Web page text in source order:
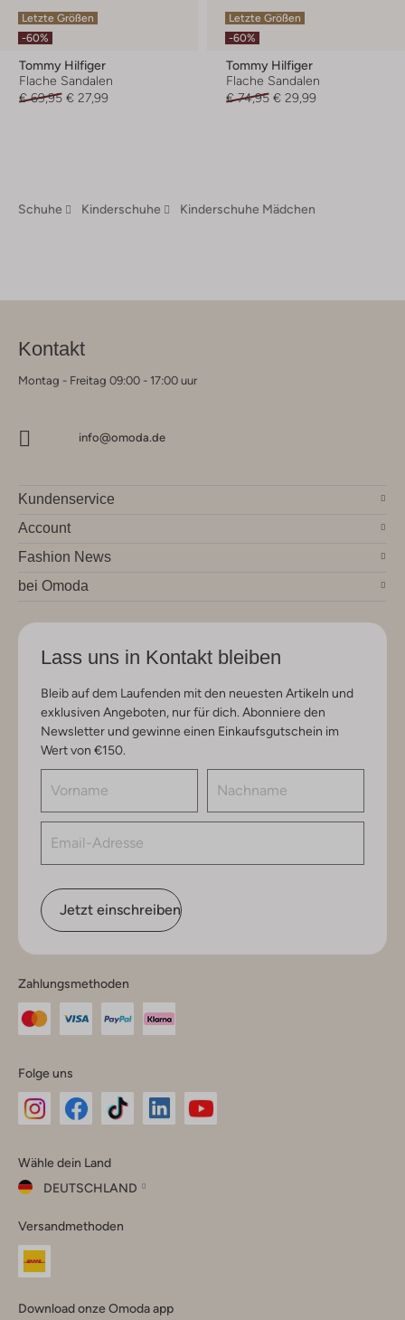
Letzte Größen
-60%
Tommy Hilfiger
Flache Sandalen
€ 69,95 € 27,99
Letzte Größen
-60%
Tommy Hilfiger
Flache Sandalen
€ 74,95 € 29,99
Schuhe Kinderschuhe Kinderschuhe Mädchen
Kontakt
Montag - Freitag 09:00 - 17:00 uur
info@omoda.de
Kundenservice
Account
Fashion News
bei Omoda
Lass uns in Kontakt bleiben
Bleib auf dem Laufenden mit den neuesten Artikeln und
exklusiven Angeboten, nur für dich. Abonniere den
Newsletter und gewinne einen Einkaufsgutschein im
Wert von €150.
Jetzt einschreiben
Zahlungsmethoden
Folge uns
Instagram
Facebook
TikTok
Wähle dein Land
DEUTSCHLAND
dein
Land
Versandmethoden
Download onze Omoda app